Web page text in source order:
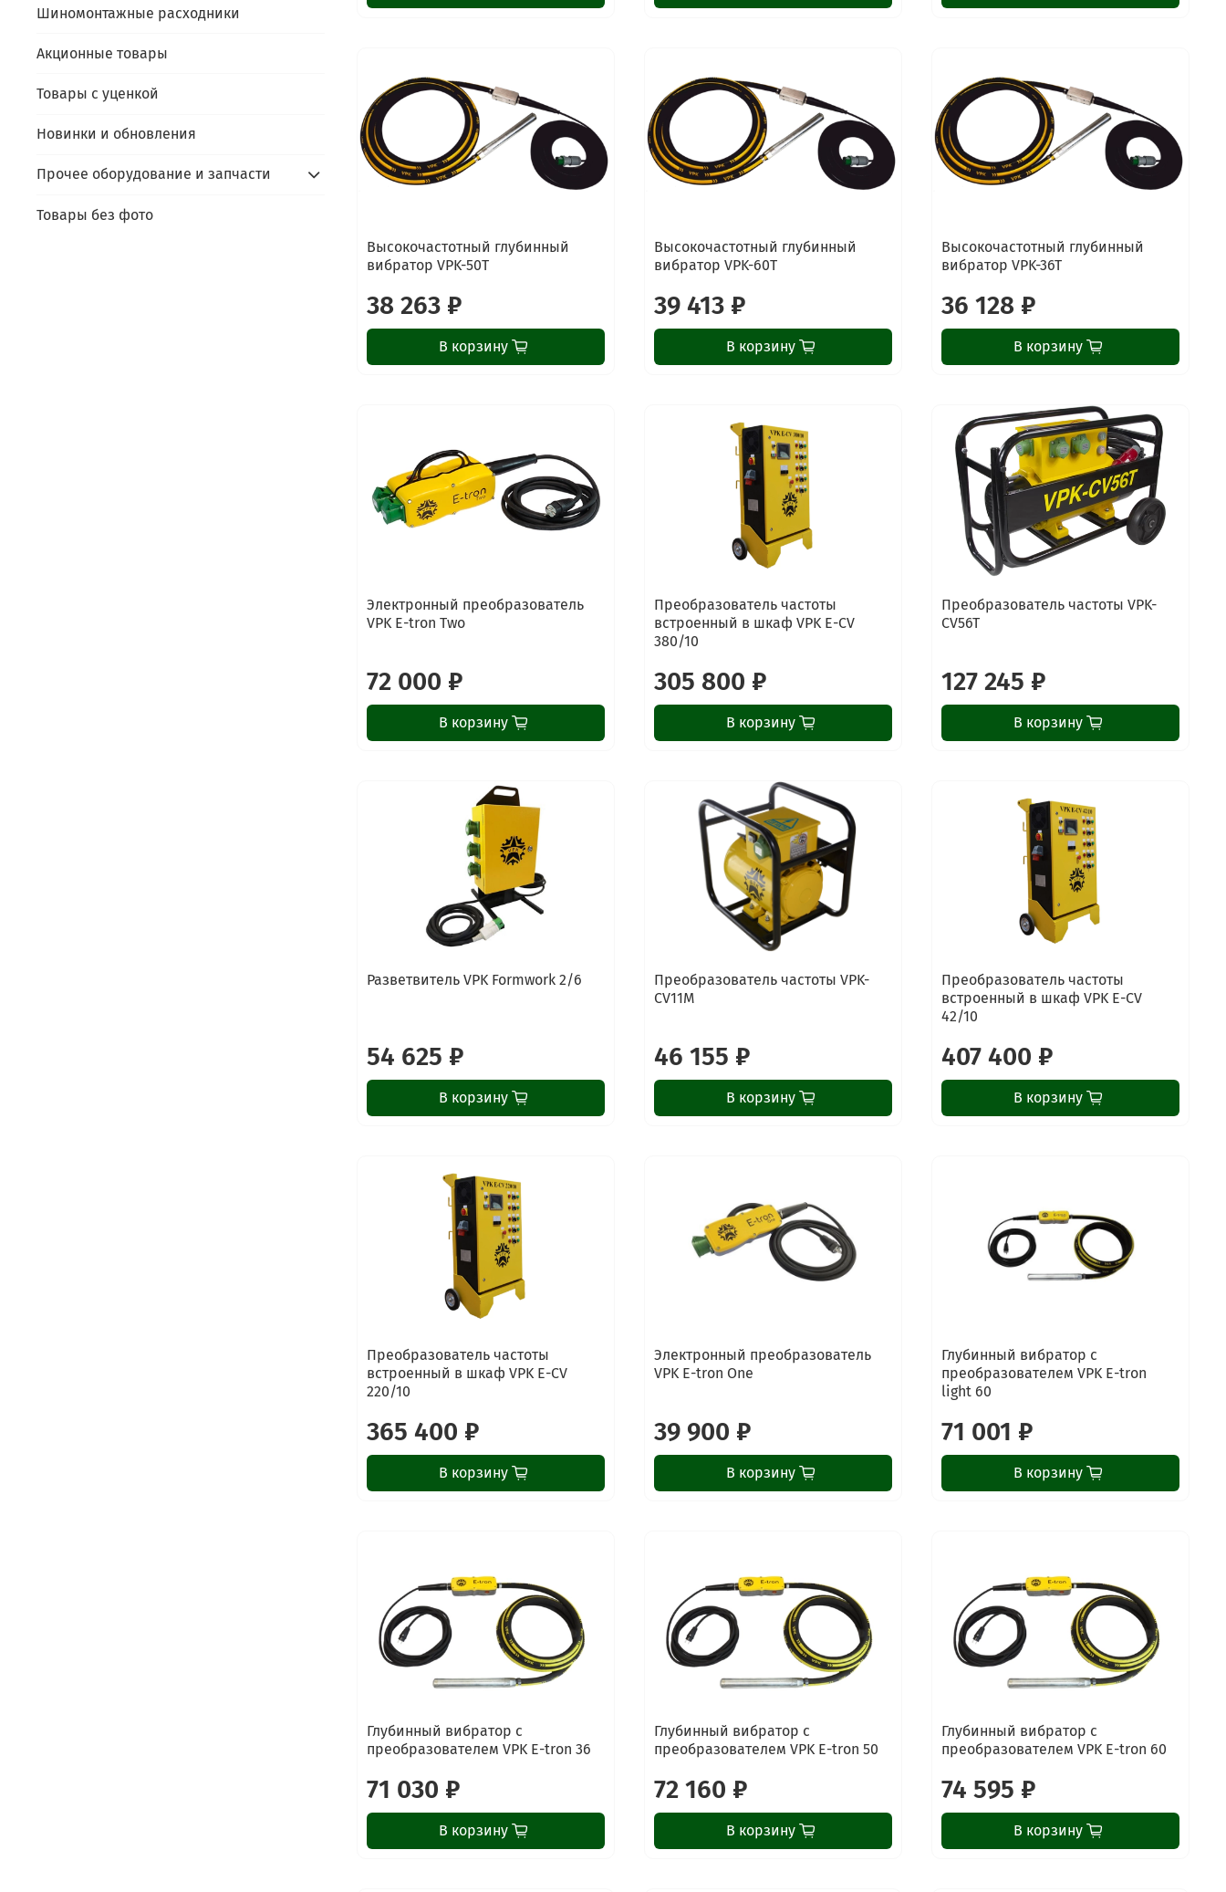
Высокочастотный глубинный
вибратор VPK-50T
38 263 ₽
В корзину
Высокочастотный глубинный
вибратор VPK-60T
39 413 ₽
В корзину
Высокочастотный глубинный
вибратор VPK-36T
36 128 ₽
В корзину
Электронный преобразователь
VPK E-tron Two
72 000 ₽
В корзину
Преобразователь частоты
встроенный в шкаф VPK E-CV
380/10
305 800 ₽
В корзину
Преобразователь частоты VPK-
CV56T
127 245 ₽
В корзину
Разветвитель VPK Formwork 2/6
54 625 ₽
В корзину
Преобразователь частоты VPK-
CV11M
46 155 ₽
В корзину
Преобразователь частоты
встроенный в шкаф VPK E-CV
42/10
407 400 ₽
В корзину
Преобразователь частоты
встроенный в шкаф VPK E-CV
220/10
365 400 ₽
В корзину
Электронный преобразователь
VPK E-tron One
39 900 ₽
В корзину
Глубинный вибратор с
преобразователем VPK E-tron
light 60
71 001 ₽
В корзину
Глубинный вибратор с
преобразователем VPK E-tron 36
71 030 ₽
В корзину
Глубинный вибратор с
преобразователем VPK E-tron 50
72 160 ₽
В корзину
Глубинный вибратор с
преобразователем VPK E-tron 60
74 595 ₽
В корзину
Шиномонтажные расходники
Акционные товары
Товары с уценкой
Новинки и обновления
Прочее оборудование и запчасти
Товары без фото